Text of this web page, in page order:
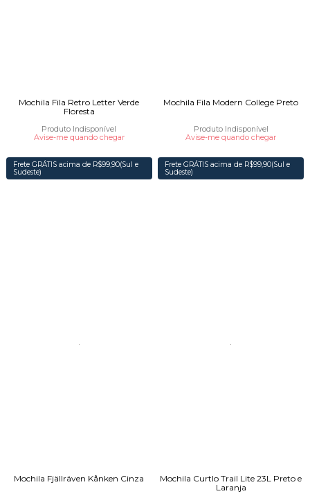
Mochila Fila Retro Letter Verde
Floresta
Produto Indisponível
Avise-me quando chegar
Frete GRÁTIS acima de R$99,90(Sul e
Sudeste)
Mochila Fila Modern College Preto
Produto Indisponível
Avise-me quando chegar
Frete GRÁTIS acima de R$99,90(Sul e
Sudeste)
Mochila Fjällräven Kånken Cinza
Mochila Curtlo Trail Lite 23L Preto e
Laranja